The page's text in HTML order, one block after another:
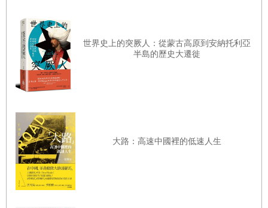
所能做到最好，畢竟老師的課堂管理是為學生設立的學習舞台。我們
都希望學生能在課堂上行為良好，如果做什麼事情能改善學生的行
為，那我們肯定會這麼做。
最好的老師如何進行課堂管理？作法又是如何？以下是我得到的答
最差的老師則專注在破壞規矩後的懲處。
不准彈指！
數年前我曾巡視一所中學，當時我坐在一名高成效老師的教室後方，
世界史上的突厥人：從蒙古高原到安納托利亞
半島的歷史大遷徙
大路：高速中國裡的低速人生